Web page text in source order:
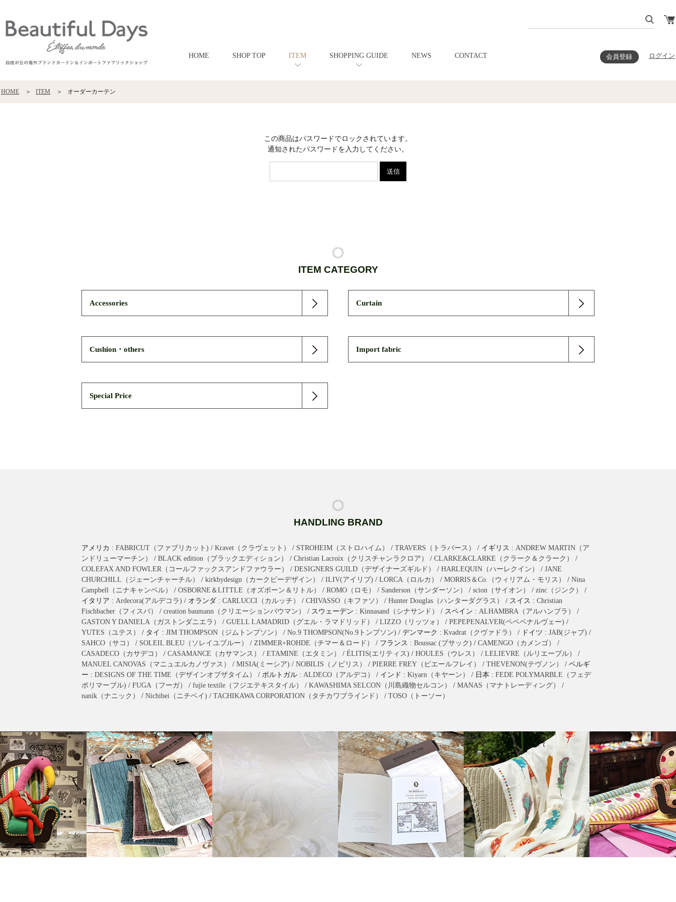
HOME SHOP TOP ITEM SHOPPING GUIDE NEWS CONTACT 会員登録 ログイン
HOME ITEM オーダーカーテン
この商品はパスワードでロックされています。
通知されたパスワードを入力してください。
ITEM CATEGORY
Accessories Curtain
Cushion・others Import fabric
Special Price
HANDLING BRAND
アメリカ : FABRICUT（ファブリカット) / Kravet（クラヴェット） / STROHEIM（ストロハイム） / TRAVERS（トラバース） / イギリス : ANDREW MARTIN（ア
ンドリューマーチン）
/ BLACK edition（ブラックエディション） / Christian Lacroix（クリスチャンラクロア） / CLARKE&CLARKE（クラーク＆クラーク）
/
COLEFAX AND FOWLER（コールファックスアンドファウラー）
/ DESIGNERS GUILD（デザイナーズギルド） / HARLEQUIN（ハーレクイン） / JANE
CHURCHILL（ジェーンチャーチル）
/ kirkbydesign（カークビーデザイン） / ILIV(アイリブ) / LORCA（ロルカ） / MORRIS＆Co.（ウィリアム・モリス） / Nina
Campbell（ニナキャンベル）
/ OSBORNE＆LITTLE（オズボーン＆リトル） / ROMO（ロモ） / Sanderson（サンダーソン） / scion（サイオン） / zinc（ジンク）
/
イタリア : Ardecora(アルデコラ) / オランダ : CARLUCCI（カルッチ） / CHIVASSO（キファソ） / Hunter Douglas（ハンターダグラス） / スイス : Christian
Fischbacher（フィスバ）
/ creation baumann（クリエーションバウマン） / スウェーデン : Kinnasand（シナサンド） / スペイン : ALHAMBRA（アルハンブラ）
/
GASTON Y DANIELA（ガストンダニエラ）
/ GUELL LAMADRID（グエル・ラマドリッド） / LIZZO（リッツォ） / PEPEPENALVER(ペペペナルヴェー) /
YUTES（ユテス）
/ タイ : JIM THOMPSON（ジムトンプソン） / No.9 THOMPSON(No.9トンプソン) / デンマーク : Kvadrat（クヴァドラ） / ドイツ : JAB(ジャブ) /
SAHCO（サコ）
/ SOLEIL BLEU（ソレイユブルー） / ZIMMER+ROHDE（チマー＆ロード） / フランス : Boussac (ブサック) / CAMENGO（カメンゴ）
/
CASADECO（カサデコ）
/ CASAMANCE（カサマンス） / ETAMINE（エタミン） / ÉLITIS(エリティス) / HOULES（ウレス） / LELIEVRE（ルリエーブル）
/
MANUEL CANOVAS（マニュエルカノヴァス）
/ MISIA(ミーシア) / NOBILIS（ノビリス） / PIERRE FREY（ピエールフレイ） / THEVENON(テヴノン）
/ ベルギ
ー : DESIGNS OF THE TIME（デザインオブザタイム） / ポルトガル : ALDECO（アルデコ） / インド : Kiyarn（キヤーン） / 日本 : FEDE POLYMARBLE（フェデ
ポリマーブル) / FUGA（フーガ） / fujie textile（フジエテキスタイル） / KAWASHIMA SELCON（川島織物セルコン） / MANAS（マナトレーディング）
/
nanik（ナニック）
/ Nichibei（ニチベイ) / TACHIKAWA CORPORATION（タチカワブラインド） / TOSO（トーソー）